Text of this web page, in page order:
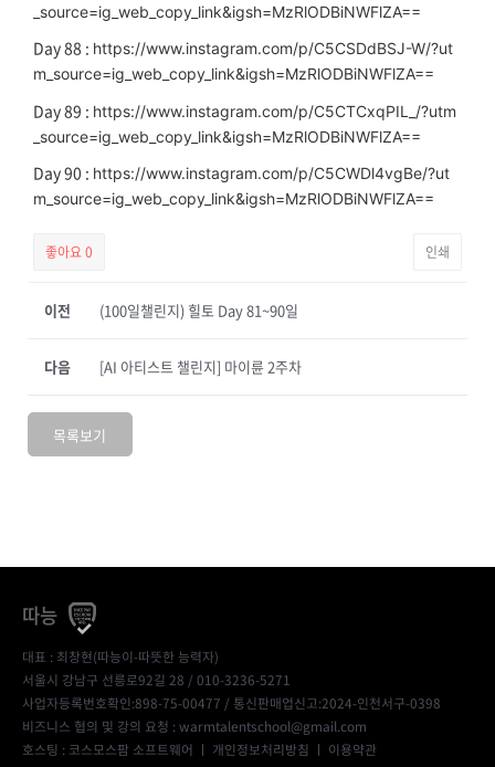
_source=ig_web_copy_link&igsh=MzRlODBiNWFlZA==
Day 88 : https://www.instagram.com/p/C5CSDdBSJ-W/?ut
m_source=ig_web_copy_link&igsh=MzRlODBiNWFlZA==
Day 89 : https://www.instagram.com/p/C5CTCxqPIL_/?utm
_source=ig_web_copy_link&igsh=MzRlODBiNWFlZA==
Day 90 : https://www.instagram.com/p/C5CWDl4vgBe/?ut
m_source=ig_web_copy_link&igsh=MzRlODBiNWFlZA==
좋아요0 인쇄
이전 (100일챌린지) 힐토 Day 81~90일
[AI 아티스트 챌린지] 마이륜 2주차
다음
목록보기
따능
대표 : 최창현(따능이-따뜻한 능력자)
서울시 강남구 선릉로92길 28 / 010-3236-5271
사업자등록번호확인:898-75-00477 / 통신판매업신고:2024-인천서구-0398
비즈니스 협의 및 강의 요청 : warmtalentschool@gmail.com
호스팅 : 코스모스팜 소프트웨어 ㅣ 개인정보처리방침 ㅣ 이용약관